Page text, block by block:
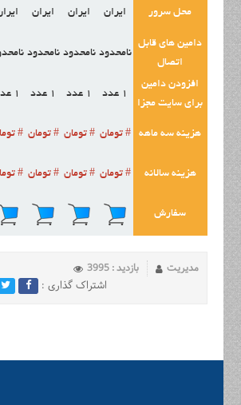
محل سرور ایران ایران ایران
دامین های قابل
اتصال
نامحدود نامحدود نامحدود
افزودن دامین
برای سایت مجزا
1 عدد 1 عدد 1 عدد 1 عدد
هزینه سه ماهه # تومان # تومان # تومان #
هزینه سالانه # تومان # تومان # تومان #
سفارش
مدیریت بازدید : 3995
اشتراک گذاری :